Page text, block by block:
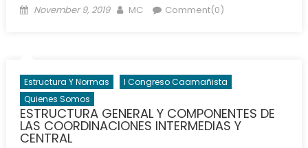
Posted
November 9, 2019 Author
MC Comment(0)
Estructura Y Normas
I Congreso Caamañista
Quienes Somos
ESTRUCTURA GENERAL Y COMPONENTES DE
LAS COORDINACIONES INTERMEDIAS Y
CENTRAL